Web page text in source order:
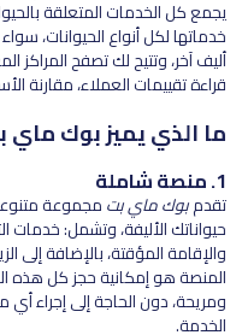
يجمع كل الخدمات المتعلقة
خدماتها لكل أنواع الحيوانات،
أليف آخر، وتتيح لك تصفح المراكز
قراءة تقييمات العملاء، مقارنة
ما الذي يميز بوك ماي
1. منصة شاملة
تقدمبوك ماي بتمجموعة
حيواناتك الأليفة، وتشمل: خدمات
والإقامة المؤقتة، بالإضافة إلى
المنصة هو إمكانية حجز كل هذه
ومريحة، دون الحاجة إلى إجراء
الخدمة.